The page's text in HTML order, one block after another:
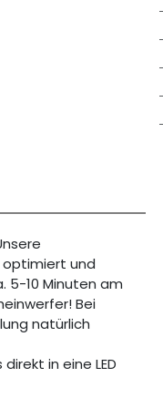
optimiert und
5-10 Minuten am
Bei
natürlich
in eine LED